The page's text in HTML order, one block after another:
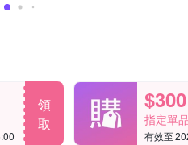
領
取
$300
指定單
有效至